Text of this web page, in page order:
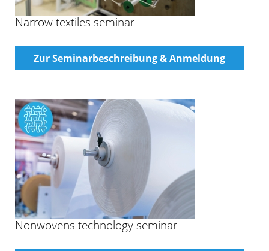
Narrow textiles seminar
Zur Seminarbeschreibung & Anmeldung
Nonwovens technology seminar